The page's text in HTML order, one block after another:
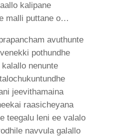
kalipane
malli puttane o…
avuthunte
pothundhe
nenunte
jeevithamaina
raasicheyana
teegalu leni ee valalo
navvula galallo